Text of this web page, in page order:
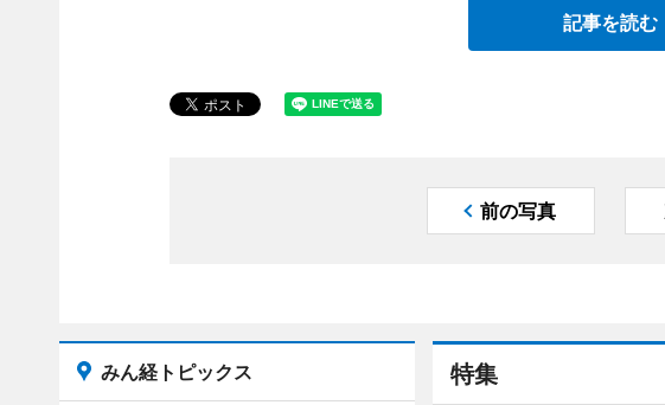
記事を読む
前の写真
特集
みん経トピックス